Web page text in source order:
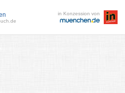
in Konzession von